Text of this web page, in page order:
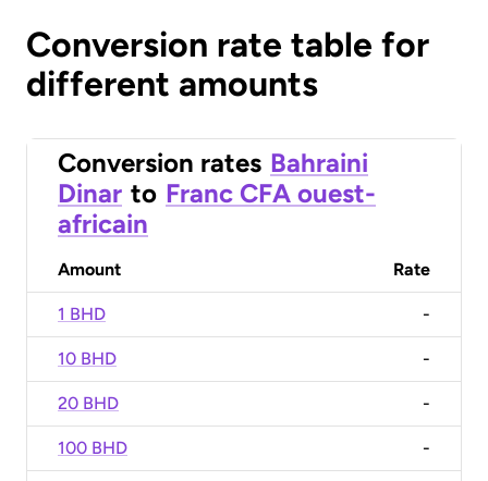
Conversion rate table for
different amounts
Conversion rates Bahraini
Dinar to Franc CFA ouest-
africain
Amount Rate
1 BHD -
10 BHD -
20 BHD -
100 BHD -